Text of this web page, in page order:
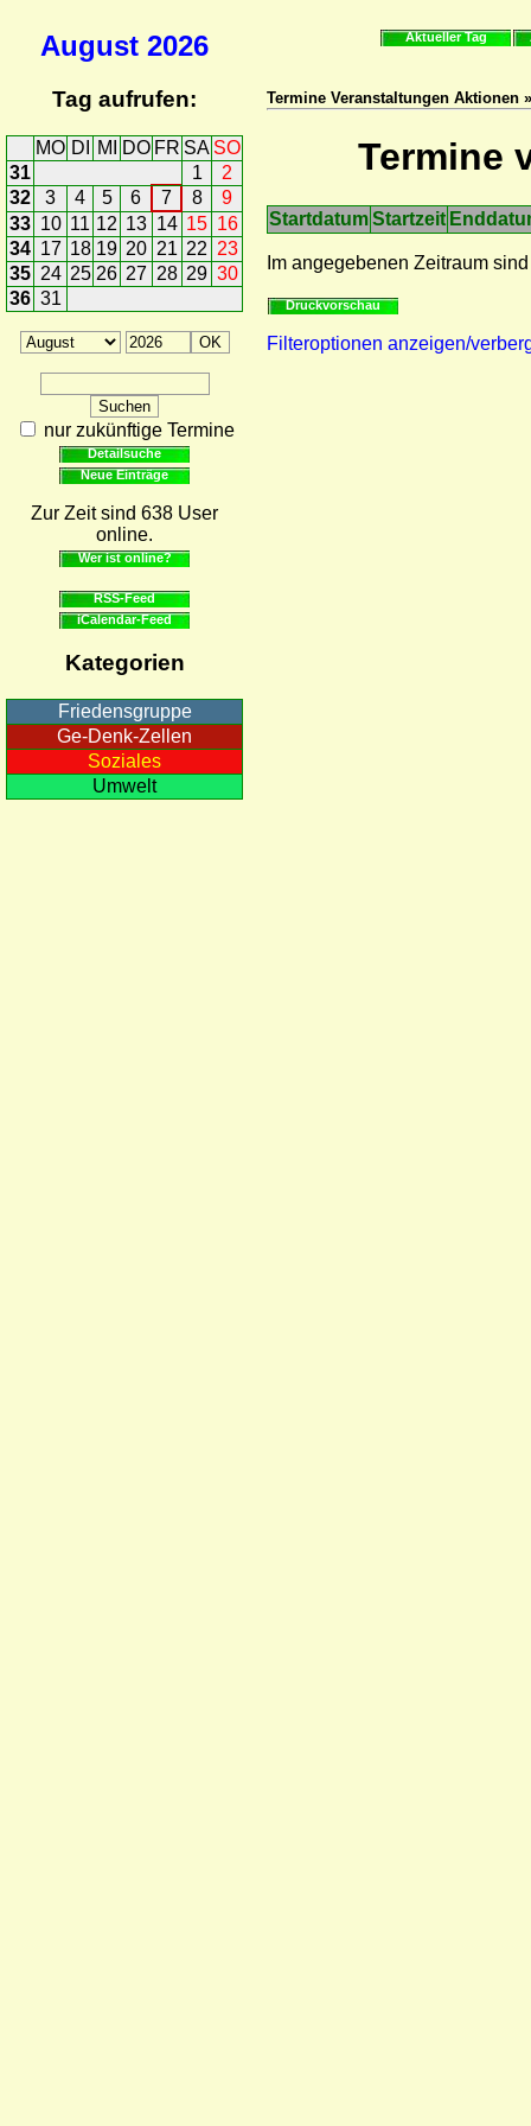
August 2026
Tag aufrufen:
MO DI MI DO FR SA SO
31
1
2
32
3 4 5 6 7 8
9
33 10 11 12 13 14 15 16
34 17 18 19 20 21 22 23
35 24 25 26 27 28 29 30
36 31
nur zukünftige Termine
Detailsuche
Neue Einträge
Zur Zeit sind 638 User
online.
Wer ist online?
RSS-Feed
iCalendar-Feed
Kategorien
Friedensgruppe
Ge-Denk-Zellen
Soziales
Umwelt
Aktueller Tag
Termine Veranstaltungen Aktionen
Termine
StartdatumStartzeit
Im angegebenen Zeitraum
Druckvorschau
Filteroptionen anzeigen/